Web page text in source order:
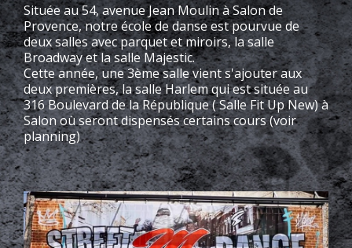
Située au 54, avenue Jean Moulin à Salon de
Provence, notre école de danse est pourvue de
deux salles avec parquet et miroirs, la salle
Broadway et la salle Majestic.
Cette année, une 3ème salle vient s'ajouter aux
deux premières, la salle Harlem qui est située au
316 Boulevard de la République ( Salle Fit Up New) à
Salon où seront dispensés certains cours (voir
planning)